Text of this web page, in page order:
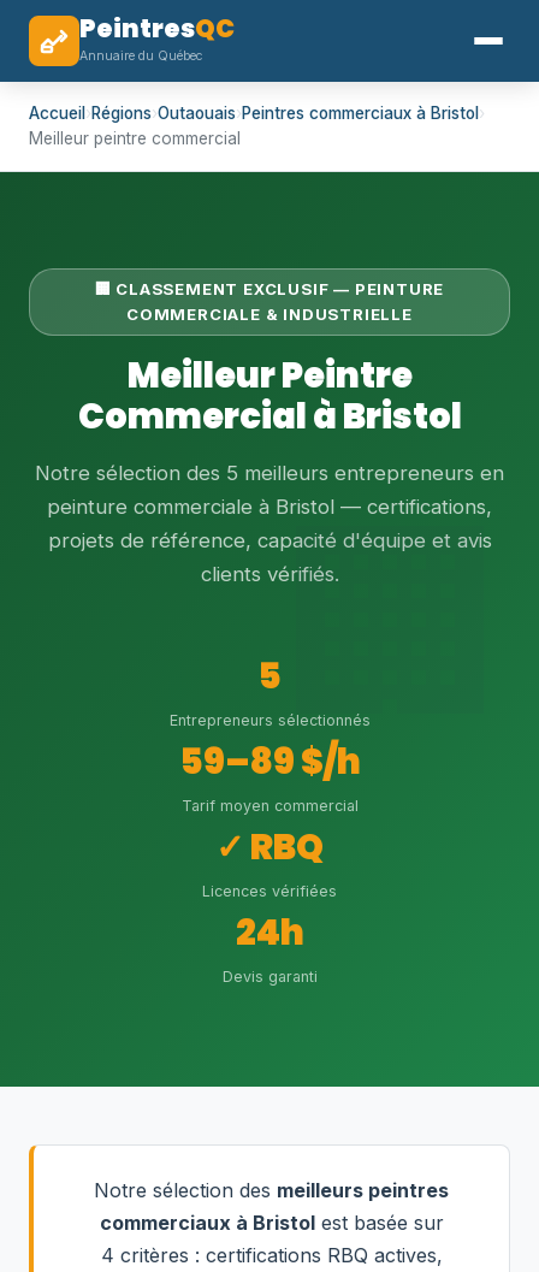
PeintresQC
Annuaire du Québec
Accueil ›Régions›Outaouais›Peintres commerciaux à Bristol ›
Meilleur peintre commercial
🏢 CLASSEMENT EXCLUSIF — PEINTURE
COMMERCIALE & INDUSTRIELLE
Meilleur Peintre
Commercial à Bristol
Notre sélection des 5 meilleurs entrepreneurs en
peinture commerciale à Bristol — certifications,
projets de référence, capacité d'équipe et avis
clients vérifiés.
5
Entrepreneurs sélectionnés
59–89 $/h
Tarif moyen commercial
✓ RBQ
Licences vérifiées
24h
Devis garanti
Notre sélection des meilleurs peintres
commerciaux à Bristolest basée sur
4 critères : certifications RBQ actives,